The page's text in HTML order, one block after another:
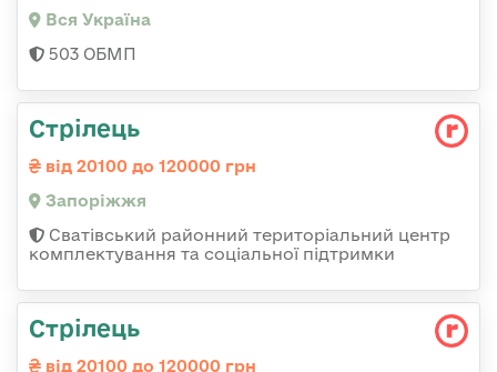
Вся Україна
503 ОБМП
Стрілець
від 20100 до 120000 грн
Запоріжжя
Сватівський районний територіальний центр
комплектування та соціальної підтримки
Стрілець
від 20100 до 120000 грн